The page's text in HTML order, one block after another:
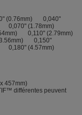
(0.76mm) 0,040"
0,070" (1.78mm)
0,110" (2.79mm)
0,150"
0,180" (4.57mm)
457mm)
différentes peuvent